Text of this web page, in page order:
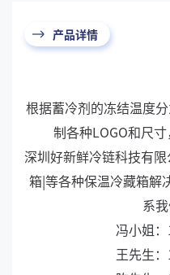
产品详情
根据蓄冷剂的冻结温度
制各种LOGO和尺寸
深圳好新鲜冷链科技有
箱|等各种保温冷藏箱解
系我
冯小姐
王先生